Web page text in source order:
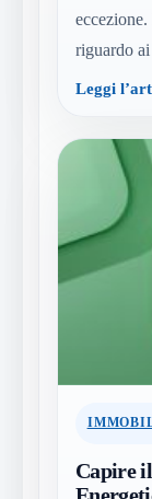
riguardo
Leggi
Capire